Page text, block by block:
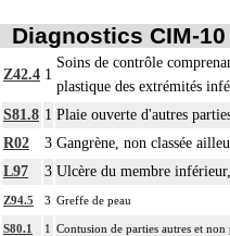
Diagnostics CIM-
Z42.4 1
Soins de contrôle
plastique des extrémités
S81.8 1 Plaie ouverte d'autres
R02
3 Gangrène, non classée
L97
3 Ulcère du membre
Z94.5 3 Greffe de peau
S80.1 1 Contusion de parties autres et non